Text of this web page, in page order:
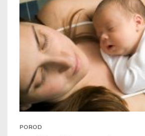
POROD